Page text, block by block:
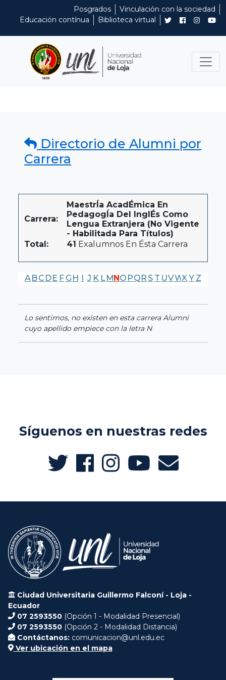
Posgrados
Vinculación con la sociedad
Educación contínua
Biblioteca virtual
Directorio de Alumni por
Carrera
Carrera:
MaestrÍa AcadÉmica En
PedagogÍa Del InglÉs Como
Lengua Extranjera (No Vigente
- Habilitada Para Títulos)
Total:
41 Exalumnos En Ésta Carrera
A BC DE F G H I J K LMNO PQR S T UVWX Y Z
Lo sentimos, no existen en esta carrera Alumni
cuyo apellido empiece con la letra N
Síguenos en nuestras redes
Ciudad Universitaria Guillermo Falconí - Loja -
Ecuador
07 2593550 (Opción 1 - Modalidad Presencial)
07 2593550 (Opción 2 - Modalidad Distancia)
Contáctanos: comunicacion@unl.edu.ec
Ver ubicación en el mapa